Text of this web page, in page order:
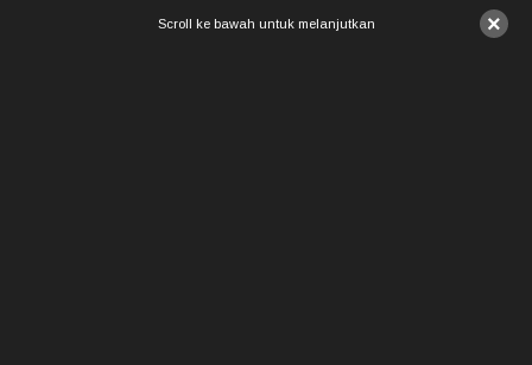
×
Scroll ke bawah untuk melanjutkan